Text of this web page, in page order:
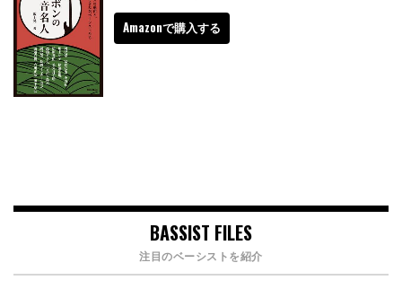
Amazonで購入する
BASSIST FILES
注目のベーシストを紹介